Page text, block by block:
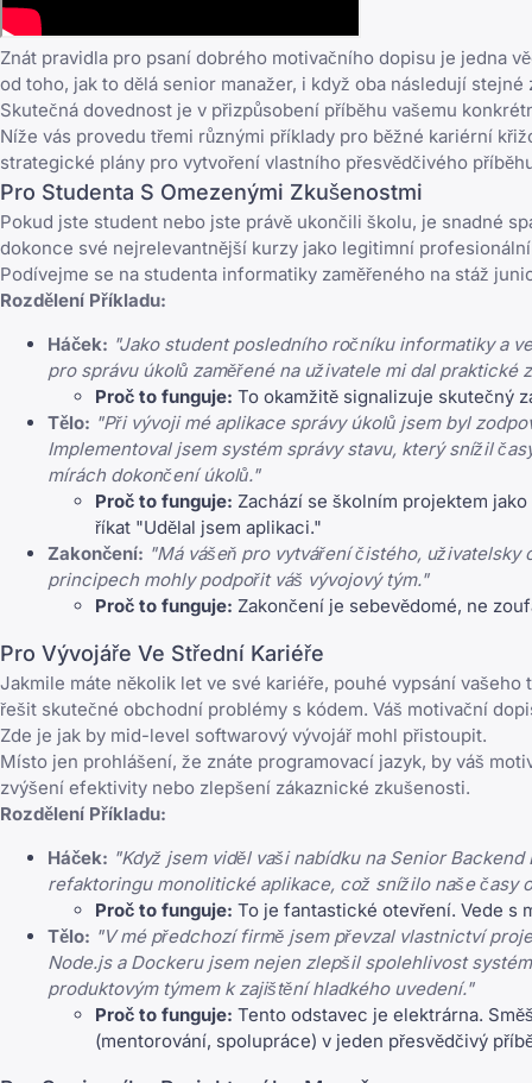
Znát pravidla pro psaní dobrého motivačního dopisu je jedna
od toho, jak to dělá senior manažer, i když oba následují stejné
Skutečná dovednost je v přizpůsobení příběhu vašemu
Níže vás provedu třemi různými příklady pro běžné kariérní
strategické plány pro vytvoření vlastního přesvědčivého
Pro Studenta S Omezenými Zkušenostmi
Pokud jste student nebo jste právě ukončili školu, je snadné
dokonce své nejrelevantnější kurzy jako legitimní
Podívejme se na studenta informatiky zaměřeného na stáž
Rozdělení Příkladu:
Háček: "Jako student posledního ročníku informatiky a
pro správu úkolů zaměřené na uživatele mi dal
Proč to funguje: To okamžitě signalizuje skutečný
Tělo: "Při vývoji mé aplikace správy úkolů jsem byl
Implementoval jsem systém správy stavu, který snížil
mírách dokončení úkolů."
Proč to funguje: Zachází se školním projektem
říkat "Udělal jsem aplikaci."
Zakončení: "Má vášeň pro vytváření čistého,
principech mohly podpořit váš vývojový tým."
Proč to funguje: Zakončení je sebevědomé, ne
Pro Vývojáře Ve Střední Kariéře
Jakmile máte několik let ve své kariéře, pouhé vypsání
řešit skutečné obchodní problémy s kódem. Váš motivační
Zde je jak by mid-level softwarový vývojář mohl přistoupit.
Místo jen prohlášení, že znáte programovací jazyk, by váš
zvýšení efektivity nebo zlepšení zákaznické zkušenosti.
Rozdělení Příkladu:
Háček: "Když jsem viděl vaši nabídku na Senior
refaktoringu monolitické aplikace, což snížilo naše časy
Proč to funguje: To je fantastické otevření. Vede s
Tělo: "V mé předchozí firmě jsem převzal vlastnictví
Node.js a Dockeru jsem nejen zlepšil spolehlivost
produktovým týmem k zajištění hladkého uvedení."
Proč to funguje: Tento odstavec je elektrárna.
(mentorování, spolupráce) v jeden přesvědčivý